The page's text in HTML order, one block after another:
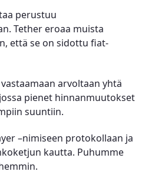
perustuu
Tether eroaa muista
että se on sidottu fiat-
arvoltaan yhtä
pienet hinnanmuutokset
suuntiin.
–nimiseen protokollaan ja
kautta. Puhumme